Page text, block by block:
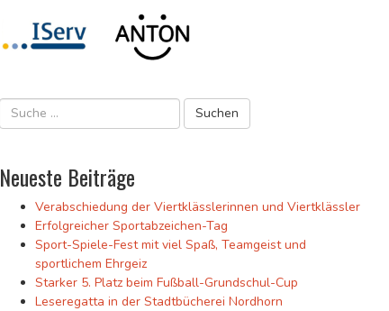
Neueste Beiträge
Verabschiedung der Viertklässlerinnen und Viertklässler
Erfolgreicher Sportabzeichen-Tag
Sport-Spiele-Fest mit viel Spaß, Teamgeist und
sportlichem Ehrgeiz
Starker 5. Platz beim Fußball-Grundschul-Cup
Leseregatta in der Stadtbücherei Nordhorn